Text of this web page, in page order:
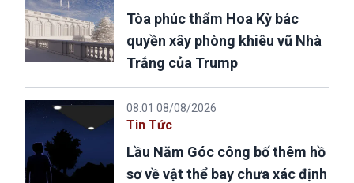
Tòa phúc thẩm Hoa Kỳ bác
quyền xây phòng khiêu vũ Nhà
Trắng của Trump
08:01 08/08/2026
Tin Tức
Lầu Năm Góc công bố thêm hồ
sơ về vật thể bay chưa xác định